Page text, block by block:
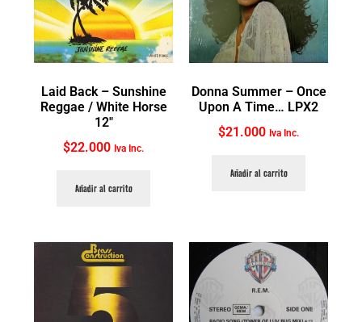
Laid Back ‎– Sunshine
Reggae / White Horse
12″
$22.000 Iva Inc.
Añadir al carrito
Donna Summer ‎– Once
Upon A Time… LPX2
$21.000 Iva Inc.
Añadir al carrito